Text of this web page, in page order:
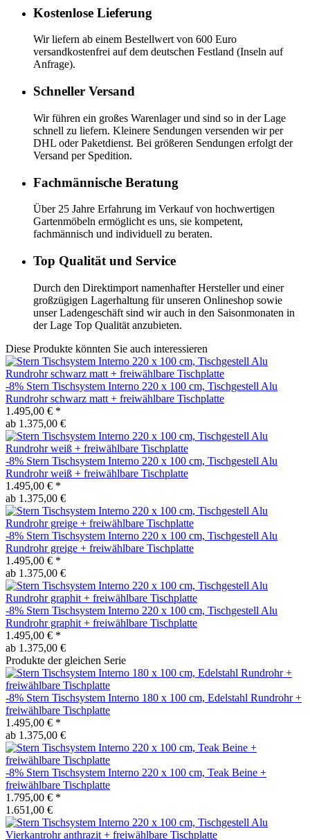
Kostenlose Lieferung
Wir liefern ab einem Bestellwert von 600 Euro
versandkostenfrei auf dem deutschen Festland (Inseln auf
Anfrage).
Schneller Versand
Wir führen ein großes Warenlager und sind so in der Lage
schnell zu liefern. Kleinere Sendungen versenden wir per
DHL oder Paketdienst. Bei größeren Sendungen erfolgt der
Versand per Spedition.
Fachmännische Beratung
Über 25 Jahre Erfahrung im Verkauf von hochwertigen
Gartenmöbeln ermöglicht es uns, sie kompetent,
fachmännisch und individuell zu beraten.
Top Qualität und Service
Durch den Direktimport namenhafter Hersteller und einer
großzügigen Lagerhaltung für unseren Onlineshop sowie
unser Ladengeschäft sind wir auch in den Saisonmonaten in
der Lage Top Qualität anzubieten.
Diese Produkte könnten Sie auch interessieren
-8% Stern Tischsystem Interno 220 x 100 cm, Tischgestell Alu
Rundrohr schwarz matt + freiwählbare Tischplatte
1.495,00 € *
ab 1.375,00 €
-8% Stern Tischsystem Interno 220 x 100 cm, Tischgestell Alu
Rundrohr weiß + freiwählbare Tischplatte
1.495,00 € *
ab 1.375,00 €
-8% Stern Tischsystem Interno 220 x 100 cm, Tischgestell Alu
Rundrohr greige + freiwählbare Tischplatte
1.495,00 € *
ab 1.375,00 €
-8% Stern Tischsystem Interno 220 x 100 cm, Tischgestell Alu
Rundrohr graphit + freiwählbare Tischplatte
1.495,00 € *
ab 1.375,00 €
Produkte der gleichen Serie
-8% Stern Tischsystem Interno 180 x 100 cm, Edelstahl Rundrohr +
freiwählbare Tischplatte
1.495,00 € *
ab 1.375,00 €
-8% Stern Tischsystem Interno 220 x 100 cm, Teak Beine +
freiwählbare Tischplatte
1.795,00 € *
1.651,00 €